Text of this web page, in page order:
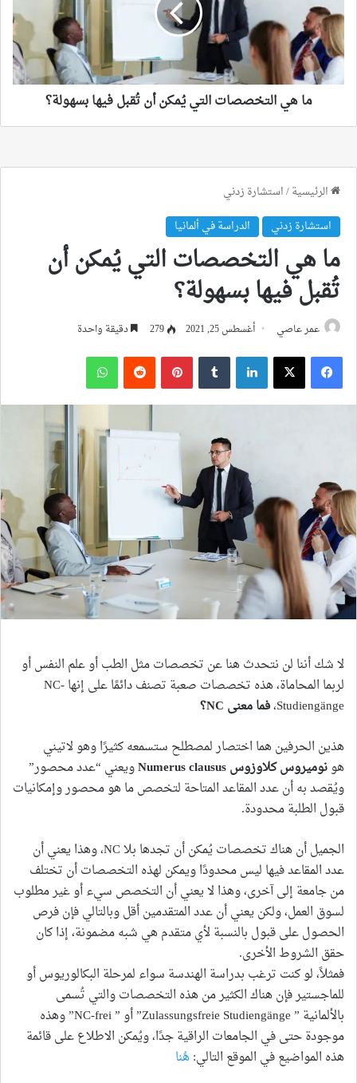
يُمكن
أن
تُقبل
فيها
بسهولة؟
ما هي التخصصات التي يُمكن أن تُقبل فيها بسهولة؟